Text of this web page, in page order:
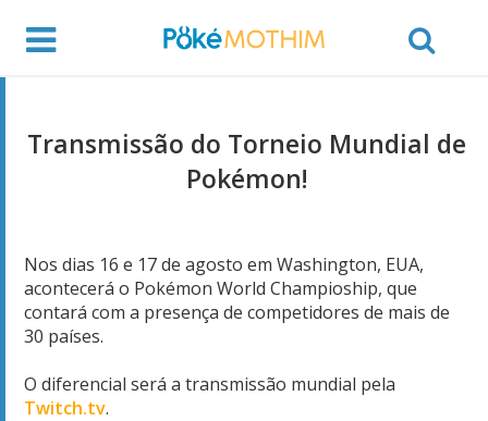
Transmissão do Torneio Mundial de
Pokémon!
Nos dias 16 e 17 de agosto em Washington, EUA,
acontecerá o Pokémon World Champioship, que
contará com a presença de competidores de mais de
30 países.
O diferencial será a transmissão mundial pela
Twitch.tv.